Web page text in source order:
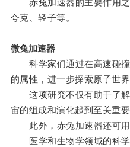
赤兔加速器的主要作用之
夸克、轻子等。
微兔加速器
科学家们通过在高速碰撞
的属性，进一步探索原子世界
这项研究不仅有助于了解
宙的组成和演化起到至关重要
此外，赤兔加速器还可用
医学和生物学领域的科学